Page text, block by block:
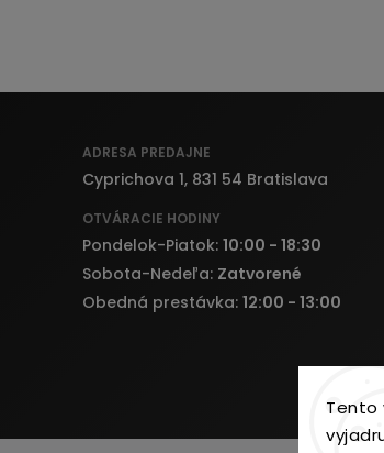
Tento
ADRESA PREDAJNE
Cyprichova 1, 831 54 Bratislava
OTVÁRACIE HODINY
Pondelok-Piatok: 10:00 - 18:30
Sobota-Nedeľa: Zatvorené
Obedná prestávka: 12:00 - 13:00